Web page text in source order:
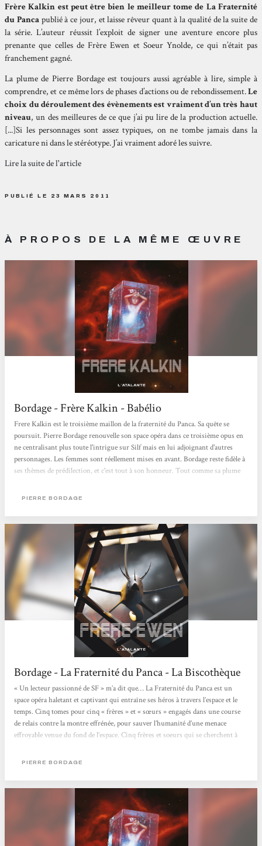
Frère Kalkin est peut être bien le meilleur tome de La Fraternité
du Pancapublié à ce jour, et laisse rêveur quant à la qualité de la suite de
la série. L’auteur réussit l’exploit de signer une aventure encore plus
prenante que celles de Frère Ewen et Soeur Ynolde, ce qui n’était pas
franchement gagné.
La plume de Pierre Bordage est toujours aussi agréable à lire, simple à
comprendre, et ce même lors de phases d’actions ou de rebondissement.Le
choix du déroulement des évènements est vraiment d’un très haut
niveau, un des meilleures de ce que j’ai pu lire de la production actuelle.
[...]Si les personnages sont assez typiques, on ne tombe jamais dans la
caricature ni dans le stéréotype. J’ai vraiment adoré les suivre.
Lire la suite de l'article
PUBLIÉ LE 23 MARS 2011
À PROPOS DE LA MÊME ŒUVRE
Bordage - Frère Kalkin - Babélio
Frere Kalkin est le troisième maillon de la fraternité du Panca. Sa quête se
poursuit. Pierre Bordage renouvelle son space opéra dans ce troisième opus en
ne centralisant plus toute l'intrigue sur Silf mais en lui adjoignant d'autres
personnages. Les femmes sont réellement mises en avant. Bordage reste fidèle à
ses thèmes de prédilection, et c'est tout à son honneur. Tout comme sa plume
sont splendides et ses personnages très travaillés. C'est une fois de plus un
PIERRE BORDAGE
Bordage - La Fraternité du Panca - La Biscothèque
« Un lecteur passionné de SF » m’a dit que… La Fraternité du Panca est un
space opéra haletant et captivant qui entraîne ses héros à travers l’espace et le
temps. Cinq tomes pour cinq « frères » et « sœurs » engagés dans une course
de relais contre la montre effrénée, pour sauver l’humanité d’une menace
effroyable venue du fond de l’espace. Cinq frères et soeurs qui se cherchent à
tout en tentant de survivre aux nombreux ennemis...
PIERRE BORDAGE